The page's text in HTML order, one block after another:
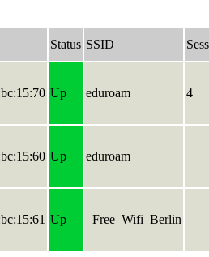
Status SSID
Up eduroam 4
Up eduroam
Up _Free_Wifi_Berlin